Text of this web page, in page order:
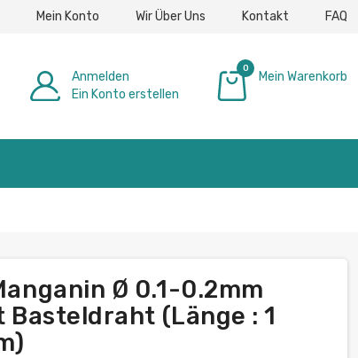
Mein Konto Wir Über Uns Kontakt FAQ
Anmelden
Ein Konto erstellen
0
Mein Warenkorb
Ø 0.1-0.2mm
Basteldraht (Länge : 1